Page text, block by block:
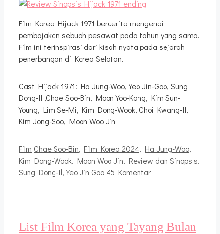
Film Korea Hijack 1971 bercerita mengenai
pembajakan sebuah pesawat pada tahun yang sama.
Film ini terinspirasi dari kisah nyata pada sejarah
penerbangan di Korea Selatan.
Cast Hijack 1971: Ha Jung-Woo, Yeo Jin-Goo, Sung
Dong-Il ,Chae Soo-Bin, Moon Yoo-Kang, Kim Sun-
Young, Lim Se-Mi, Kim Dong-Wook, Choi Kwang-Il,
Kim Jong-Soo, Moon Woo Jin
Kategori
Film Tag
Chae Soo-Bin, Film Korea 2024, Ha Jung-Woo,
Kim Dong-Wook, Moon Woo Jin, Review dan Sinopsis,
Sung Dong-Il,Yeo Jin Goo 45 Komentar
List Film Korea yang Tayang Bulan